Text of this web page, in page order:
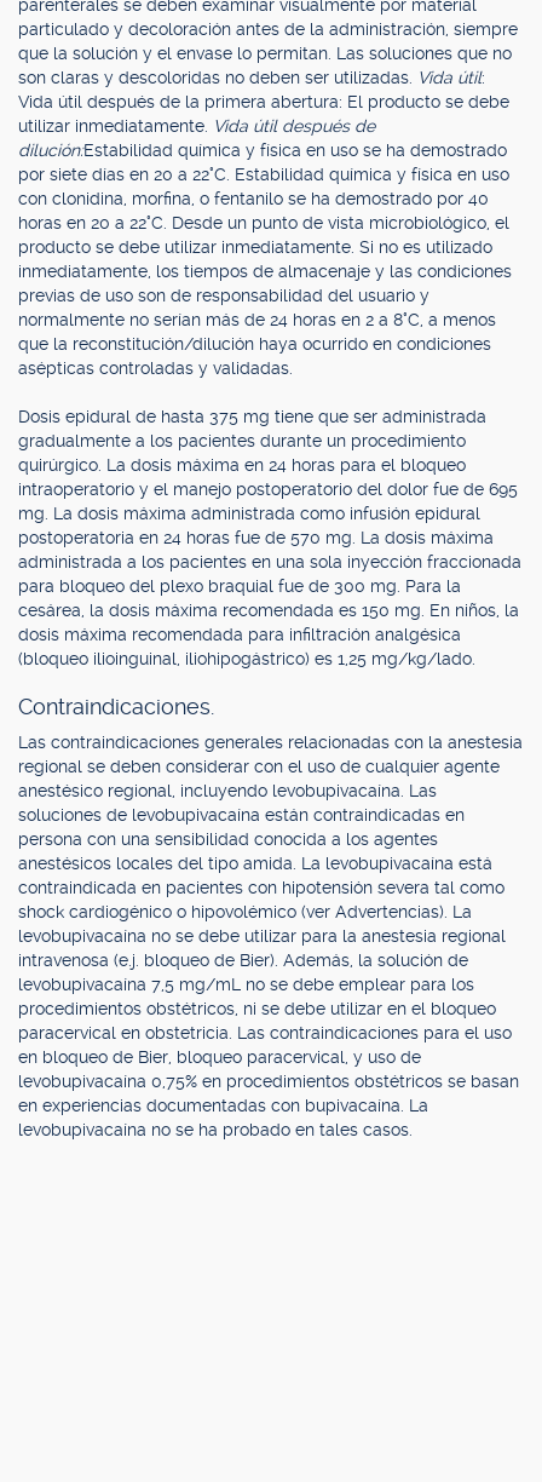
parenterales se deben examinar visualmente por material
particulado y decoloración antes de la administración, siempre
que la solución y el envase lo permitan. Las soluciones que no
son claras y descoloridas no deben ser utilizadas. Vida útil:
Vida útil después de la primera abertura: El producto se debe
utilizar inmediatamente. Vida útil después de
dilución:Estabilidad química y física en uso se ha demostrado
por siete días en 20 a 22°C. Estabilidad química y física en uso
con clonidina, morfina, o fentanilo se ha demostrado por 40
horas en 20 a 22°C. Desde un punto de vista microbiológico, el
producto se debe utilizar inmediatamente. Si no es utilizado
inmediatamente, los tiempos de almacenaje y las condiciones
previas de uso son de responsabilidad del usuario y
normalmente no serían más de 24 horas en 2 a 8°C, a menos
que la reconstitución/dilución haya ocurrido en condiciones
asépticas controladas y validadas.
Dosis epidural de hasta 375 mg tiene que ser administrada
gradualmente a los pacientes durante un procedimiento
quirúrgico. La dosis máxima en 24 horas para el bloqueo
intraoperatorio y el manejo postoperatorio del dolor fue de 695
mg. La dosis máxima administrada como infusión epidural
postoperatoria en 24 horas fue de 570 mg. La dosis máxima
administrada a los pacientes en una sola inyección fraccionada
para bloqueo del plexo braquial fue de 300 mg. Para la
cesárea, la dosis máxima recomendada es 150 mg. En niños, la
dosis máxima recomendada para infiltración analgésica
(bloqueo ilioinguinal, iliohipogástrico) es 1,25 mg/kg/lado.
Contraindicaciones.
Las contraindicaciones generales relacionadas con la anestesia
regional se deben considerar con el uso de cualquier agente
anestésico regional, incluyendo levobupivacaína. Las
soluciones de levobupivacaína están contraindicadas en
persona con una sensibilidad conocida a los agentes
anestésicos locales del tipo amida. La levobupivacaína está
contraindicada en pacientes con hipotensión severa tal como
shock cardiogénico o hipovolémico (ver Advertencias). La
levobupivacaína no se debe utilizar para la anestesia regional
intravenosa (e.j. bloqueo de Bier). Además, la solución de
levobupivacaína 7,5 mg/mL no se debe emplear para los
procedimientos obstétricos, ni se debe utilizar en el bloqueo
paracervical en obstetricia. Las contraindicaciones para el uso
en bloqueo de Bier, bloqueo paracervical, y uso de
levobupivacaína 0,75% en procedimientos obstétricos se basan
en experiencias documentadas con bupivacaína. La
levobupivacaína no se ha probado en tales casos.